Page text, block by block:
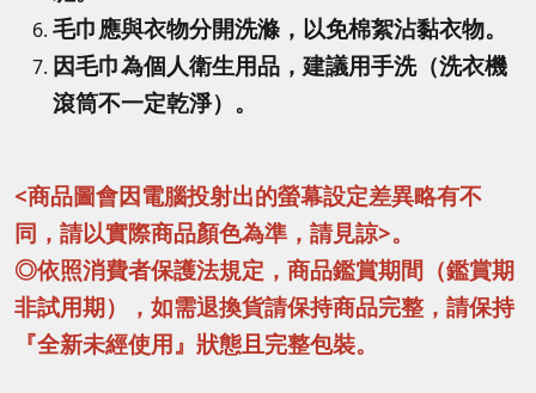
毛巾應與衣物分開洗滌，以免棉絮沾黏衣物。
因毛巾為個人衛生用品，建議用手洗（洗衣機
滾筒不一定乾淨）。
<商品圖會因電腦投射出的螢幕設定差異略有不
同，請以實際商品顏色為準，請見諒>。
◎依照消費者保護法規定，商品鑑賞期間（鑑賞期
非試用期），如需退換貨請保持商品完整，請保持
『全新未經使用』狀態且完整包裝。